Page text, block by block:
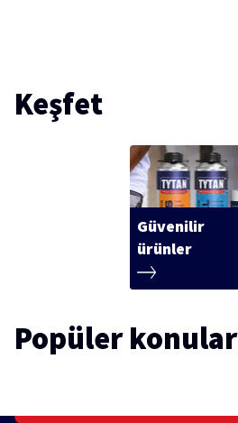
Keşfet
Güvenilir
ürünler
Popüler konular